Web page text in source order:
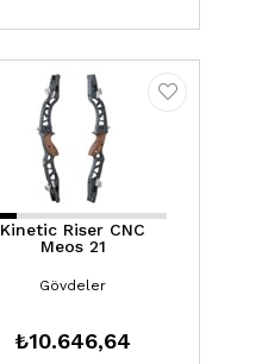
Kinetic Riser CNC
Meos 21
Gövdeler
₺10.646,64